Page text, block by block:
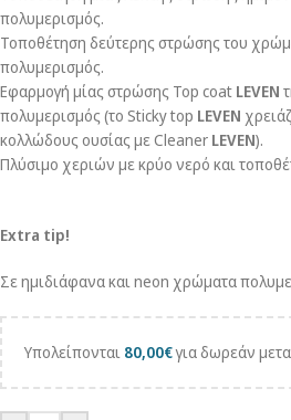
πολυμερισμός.
Τοποθέτηση δεύτερης στρώσης του
πολυμερισμός.
Εφαρμογή μίας στρώσης Top coat LEVEN
πολυμερισμός (το Sticky top LEVEN
κολλώδους ουσίας με Cleaner LEVEN).
Πλύσιμο χεριών με κρύο νερό και
Extra tip!
Σε ημιδιάφανα και neon χρώματα
Υπολείπονται 80,00€για δωρεάν